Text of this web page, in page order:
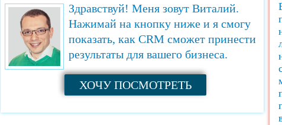
Здравствуй! Меня зовут Виталий.
Нажимай на кнопку ниже и я смогу
показать, как CRM сможет принести
результаты для вашего бизнеса.
ХОЧУ ПОСМОТРЕТЬ